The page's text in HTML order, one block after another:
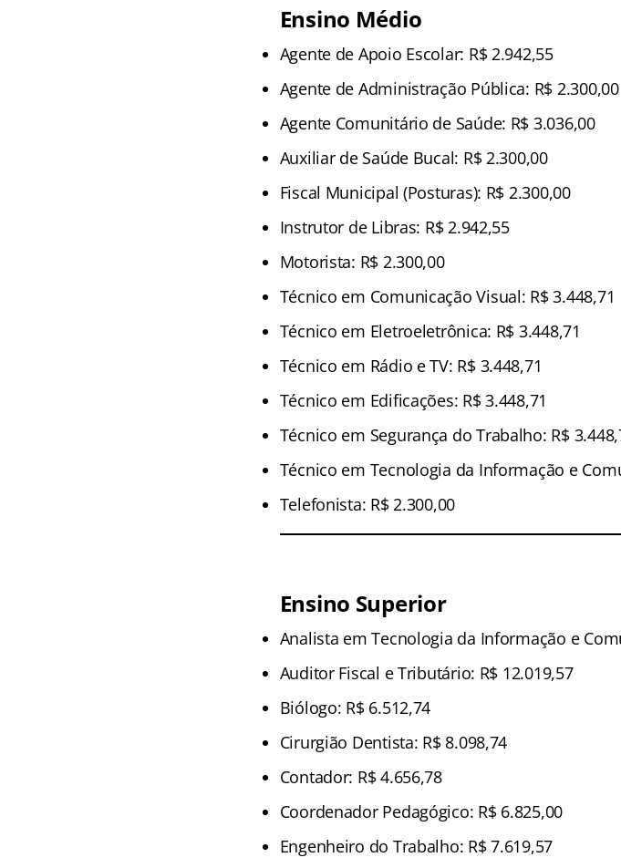
Ensino Médio
Agente de Apoio Escolar: R$ 2.942,55
Agente de Administração Pública: R$ 2.300,00
Agente Comunitário de Saúde: R$ 3.036,00
Auxiliar de Saúde Bucal: R$ 2.300,00
Fiscal Municipal (Posturas): R$ 2.300,00
Instrutor de Libras: R$ 2.942,55
Motorista: R$ 2.300,00
Técnico em Comunicação Visual: R$ 3.448,71
Técnico em Eletroeletrônica: R$ 3.448,71
Técnico em Rádio e TV: R$ 3.448,71
Técnico em Edificações: R$ 3.448,71
Técnico em Segurança do Trabalho: R$
Técnico em Tecnologia da Informação e
Telefonista: R$ 2.300,00
Ensino Superior
Analista em Tecnologia da Informação e
Auditor Fiscal e Tributário: R$ 12.019,57
Biólogo: R$ 6.512,74
Cirurgião Dentista: R$ 8.098,74
Contador: R$ 4.656,78
Coordenador Pedagógico: R$ 6.825,00
Engenheiro do Trabalho: R$ 7.619,57